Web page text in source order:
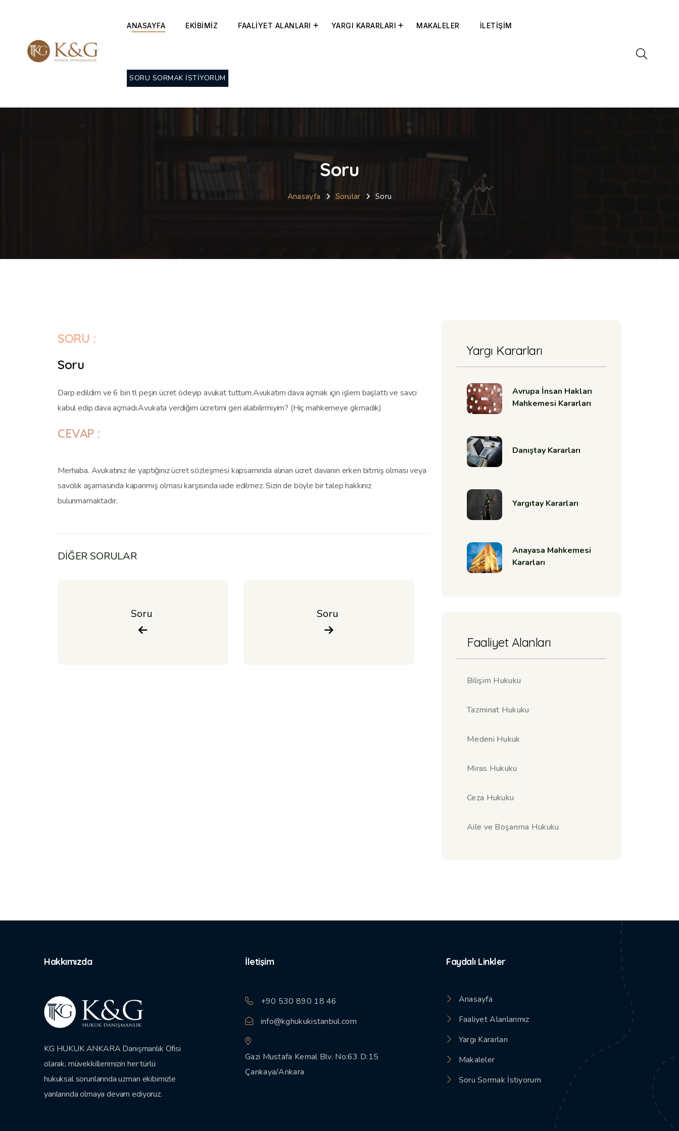
ANASAYFA EKİBİMİZ FAALİYET ALANLARI YARGI KARARLARI MAKALELER İLETİŞİM
SORU SORMAK İSTİYORUM
Soru
Anasayfa Sorular Soru
SORU :
Soru
Darp edildim ve 6 bin tl peşin ücret ödeyip avukat tuttum.Avukatım dava açmak için işlem başlattı ve savcı
kabul edip dava açmadı.Avukata verdiğim ücretimi geri alabilirmiyim? (Hiç mahkemeye çıkmadık)
CEVAP :
Merhaba. Avukatınız ile yaptığınız ücret sözleşmesi kapsamında alınan ücret davanın erken bitmiş olması veya
savcılık aşamasında kapanmış olması karşısında iade edilmez. Sizin de böyle bir talep hakkınız
bulunmamaktadır.
DİĞER SORULAR
Soru Soru
Yargı Kararları
Avrupa İnsan Hakları
Mahkemesi Kararları
Danıştay Kararları
Yargıtay Kararları
Anayasa Mahkemesi
Kararları
Faaliyet Alanları
Bilişim Hukuku
Tazminat Hukuku
Medeni Hukuk
Miras Hukuku
Ceza Hukuku
Aile ve Boşanma Hukuku
Hakkımızda
KG HUKUK ANKARA Danışmanlık Ofisi
olarak, müvekkillerimizin her türlü
hukuksal sorunlarında uzman ekibimizle
yanlarında olmaya devam ediyoruz.
İletişim
+90 530 890 18 46
info@kghukukistanbul.com
Gazi Mustafa Kemal Blv. No:63 D:15
Çankaya/Ankara
Faydalı Linkler
Anasayfa
Faaliyet Alanlarımız
Yargı Kararları
Makaleler
Soru Sormak İstiyorum